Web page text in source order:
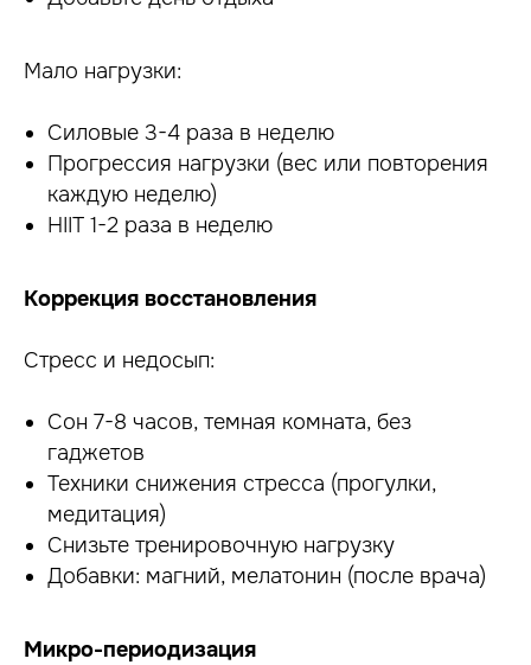
Мало нагрузки:
Силовые 3-4 раза в неделю
Прогрессия нагрузки (вес или повторения
каждую неделю)
HIIT 1-2 раза в неделю
Коррекция восстановления
Стресс и недосып:
Сон 7-8 часов, темная комната, без
гаджетов
Техники снижения стресса (прогулки,
медитация)
Снизьте тренировочную нагрузку
Добавки: магний, мелатонин (после врача)
Микро-периодизация